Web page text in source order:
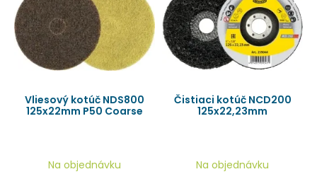
Vliesový kotúč NDS800
125x22mm P50 Coarse
Na objednávku
Čistiaci kotúč NCD200
125x22,23mm
Na objednávku